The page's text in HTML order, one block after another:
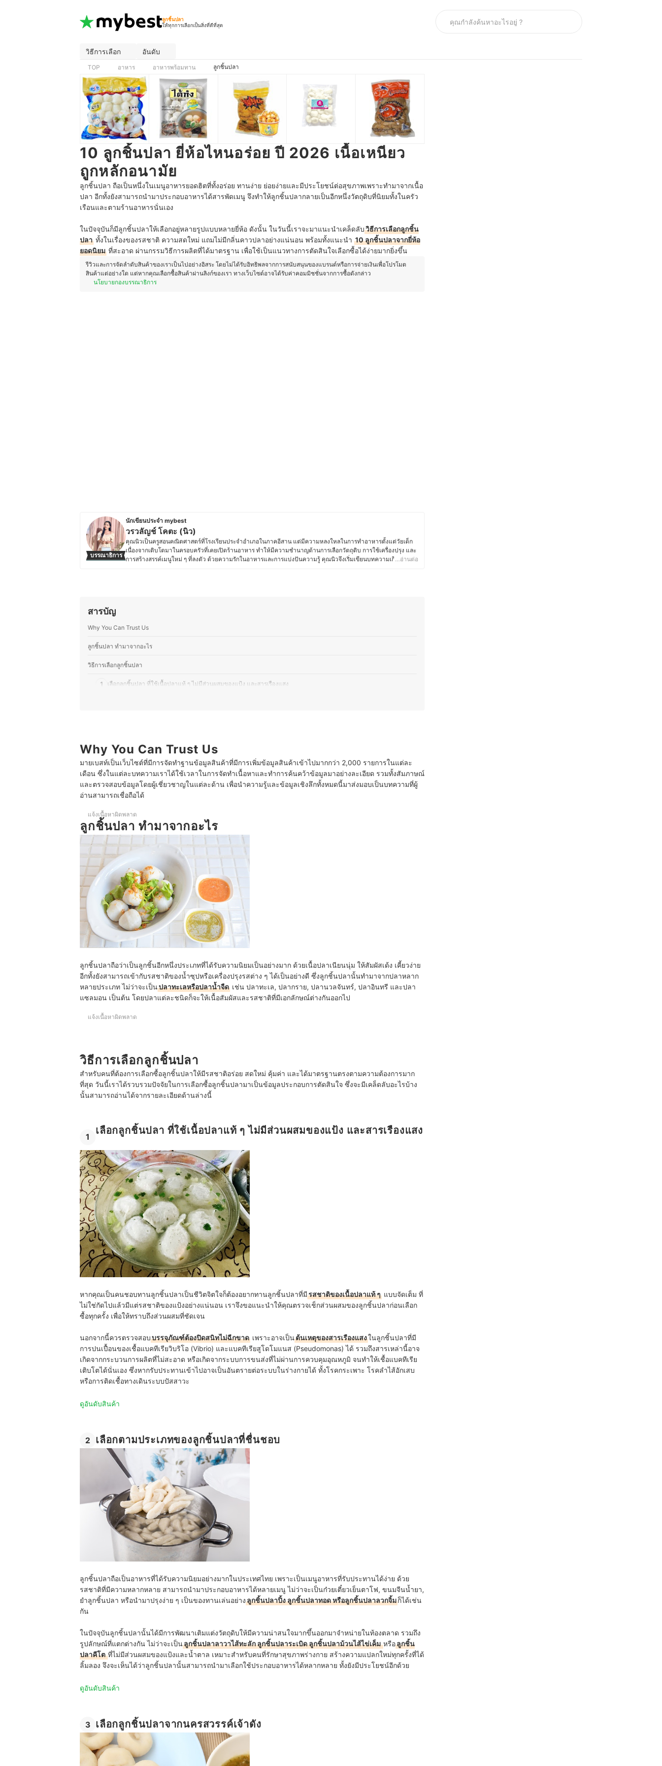
ลูกชิ้นปลา
ให้ทุกการเลือกเป็นสิ่งที่ดีที่สุด
วิธีการเลือก อันดับ
TOP อาหาร อาหารพร้อมทาน ลูกชิ้นปลา
10 ลูกชิ้นปลา ยี่ห้อไหนอร่อย ปี 2026 เนื้อเหนียว
ถูกหลักอนามัย
ลูกชิ้นปลา ถือเป็นหนึ่งในเมนูอาหารยอดฮิตที่ทั้งอร่อย ทานง่าย ย่อยง่ายและมีประโยชน์ต่อสุขภาพเพราะทำมาจากเนื้อ
ปลา อีกทั้งยังสามารถนำมาประกอบอาหารได้สารพัดเมนู จึงทำให้ลูกชิ้นปลากลายเป็นอีกหนึ่งวัตถุดิบที่นิยมทั้งในครัว
เรือนและตามร้านอาหารนั่นเอง
ในปัจจุบันก็มีลูกชิ้นปลาให้เลือกอยู่หลายรูปแบบหลายยี่ห้อ ดังนั้น ในวันนี้เราจะมาแนะนำเคล็ดลับวิธีการเลือกลูกชิ้น
ปลา ทั้งในเรื่องของรสชาติ ความสดใหม่ แถมไม่มีกลิ่นคาวปลาอย่างแน่นอน พร้อมทั้งแนะนำ 10 ลูกชิ้นปลาจากยี่ห้อ
ยอดนิยม ที่สะอาด ผ่านกรรมวิธีการผลิตที่ได้มาตรฐาน เพื่อใช้เป็นแนวทางการตัดสินใจเลือกซื้อได้ง่ายมากยิ่งขึ้น
รีวิวและการจัดลำดับสินค้าของเราเป็นไปอย่างอิสระ โดยไม่ได้รับอิทธิพลจากการสนับสนุนของแบรนด์หรือการจ่ายเงินเพื่อโปรโมต
สินค้าแต่อย่างใด แต่หากคุณเลือกซื้อสินค้าผ่านลิงก์ของเรา ทางเว็บไซต์อาจได้รับค่าคอมมิชชั่นจากการซื้อดังกล่าว
นโยบายกองบรรณาธิการ
บรรณาธิการ
นักเขียนประจำ mybest
วรวลัญช์ โคตะ (นิว)
คุณนิวเป็นครูสอนคณิตศาสตร์ที่โรงเรียนประจำอำเภอในภาคอีสาน แต่มีความหลงใหลในการทำอาหารตั้งแต่วัยเด็ก
เนื่องจากเติบโตมาในครอบครัวที่เคยเปิดร้านอาหาร ทำให้มีความชำนาญด้านการเลือกวัตถุดิบ การใช้เครื่องปรุง และ
การสร้างสรรค์เมนูใหม่ ๆ ที่ลงตัว ด้วยความรักในอาหารและการแบ่งปันความรู้ คุณนิวจึงเริ่มเขียนบทความเกี่ยวกับ
…อ่านต่อ
สารบัญ
Why You Can Trust Us
ลูกชิ้นปลา ทํามาจากอะไร
วิธีการเลือกลูกชิ้นปลา
1 เลือกลูกชิ้นปลา ที่ใช้เนื้อปลาแท้ ๆ ไม่มีส่วนผสมของแป้ง และสารเรืองแสง
10 ลูกชิ้นปลา ยี่ห้อไหนอร่อย เนื้อเหนียว ถูกหลักอนามัย
Why You Can Trust Us
มายเบสท์เป็นเว็บไซต์ที่มีการจัดทำฐานข้อมูลสินค้าที่มีการเพิ่มข้อมูลสินค้าเข้าไปมากกว่า 2,000 รายการในแต่ละ
เดือน ซึ่งในแต่ละบทความเราได้ใช้เวลาในการจัดทำเนื้อหาและทำการค้นคว้าข้อมูลมาอย่างละเอียด รวมทั้งสัมภาษณ์
และตรวจสอบข้อมูลโดยผู้เชี่ยวชาญในแต่ละด้าน เพื่อนำความรู้และข้อมูลเชิงลึกทั้งหมดนี้มาส่งมอบเป็นบทความที่ผู้
อ่านสามารถเชื่อถือได้
แจ้งเนื้อหาผิดพลาด
ลูกชิ้นปลา ทํามาจากอะไร
ลูกชิ้นปลาถือว่าเป็นลูกชิ้นอีกหนึ่งประเภทที่ได้รับความนิยมเป็นอย่างมาก ด้วยเนื้อปลาเนียนนุ่ม ให้สัมผัสเด้ง เคี้ยวง่าย
อีกทั้งยังสามารถเข้ากับรสชาติของน้ำซุปหรือเครื่องปรุงรสต่าง ๆ ได้เป็นอย่างดี ซึ่งลูกชิ้นปลานั้นทำมาจากปลาหลาก
หลายประเภท ไม่ว่าจะเป็นปลาทะเลหรือปลาน้ำจืด เช่น ปลาทะเล, ปลากราย, ปลานวลจันทร์, ปลาอินทรี และปลา
แซลมอน เป็นต้น โดยปลาแต่ละชนิดก็จะให้เนื้อสัมผัสและรสชาติที่มีเอกลักษณ์ต่างกันออกไป
แจ้งเนื้อหาผิดพลาด
วิธีการเลือกลูกชิ้นปลา
สำหรับคนที่ต้องการเลือกซื้อลูกชิ้นปลาให้มีรสชาติอร่อย สดใหม่ คุ้มค่า และได้มาตรฐานตรงตามความต้องการมาก
ที่สุด วันนี้เราได้รวบรวมปัจจัยในการเลือกซื้อลูกชิ้นปลามาเป็นข้อมูลประกอบการตัดสินใจ ซึ่งจะมีเคล็ดลับอะไรบ้าง
นั้นสามารถอ่านได้จากรายละเอียดด้านล่างนี้
1
เลือกลูกชิ้นปลา ที่ใช้เนื้อปลาแท้ ๆ ไม่มีส่วนผสมของแป้ง และสารเรืองแสง
หากคุณเป็นคนชอบทานลูกชิ้นปลาเป็นชีวิตจิตใจก็ต้องอยากทานลูกชิ้นปลาที่มีรสชาติของเนื้อปลาแท้ ๆ แบบจัดเต็ม ที่
ไม่ใช่กัดไปแล้วมีแต่รสชาติของแป้งอย่างแน่นอน เราจึงขอแนะนำให้คุณตรวจเช็กส่วนผสมของลูกชิ้นปลาก่อนเลือก
ซื้อทุกครั้ง เพื่อให้ทราบถึงส่วนผสมที่ชัดเจน
นอกจากนี้ควรตรวจสอบบรรจุภัณฑ์ต้องปิดสนิทไม่ฉีกขาด เพราะอาจเป็นต้นเหตุของสารเรืองแสงในลูกชิ้นปลาที่มี
การปนเปื้อนของเชื้อแบคทีเรียวิบริโอ (Vibrio) และแบคทีเรียสูโดโมแนส (Pseudomonas) ได้ รวมถึงสารเหล่านี้อาจ
เกิดจากกระบวนการผลิตที่ไม่สะอาด หรือเกิดจากระบบการขนส่งที่ไม่ผ่านการควบคุมอุณหภูมิ จนทำให้เชื้อแบคทีเรีย
เติบโตได้นั่นเอง ซึ่งหากรับประทานเข้าไปอาจเป็นอันตรายต่อระบบในร่างกายได้ ทั้งโรคกระเพาะ โรคลำไส้อักเสบ
หรือการติดเชื้อทางเดินระบบปัสสาวะ
ดูอันดับสินค้า
2 เลือกตามประเภทของลูกชิ้นปลาที่ชื่นชอบ
ลูกชิ้นปลาถือเป็นอาหารที่ได้รับความนิยมอย่างมากในประเทศไทย เพราะเป็นเมนูอาหารที่รับประทานได้ง่าย ด้วย
รสชาติที่มีความหลากหลาย สามารถนำมาประกอบอาหารได้หลายเมนู ไม่ว่าจะเป็นก๋วยเตี๋ยวเย็นตาโฟ, ขนมจีนน้ำยา,
ยำลูกชิ้นปลา หรือนำมาปรุงง่าย ๆ เป็นของทานเล่นอย่างลูกชิ้นปลาปิ้ง ลูกชิ้นปลาทอด หรือลูกชิ้นปลาลวกจิ้มก็ได้เช่น
กัน
ในปัจจุบันลูกชิ้นปลานั้นได้มีการพัฒนาเติมแต่งวัตถุดิบให้มีความน่าสนใจมากขึ้นออกมาจำหน่ายในท้องตลาด รวมถึง
รูปลักษณ์ที่แตกต่างกัน ไม่ว่าจะเป็นลูกชิ้นปลาลาวาไส้ทะลัก ลูกชิ้นปลาระเบิด ลูกชิ้นปลาม้วนไส้ไข่เค็มหรือลูกชิ้น
ปลาคีโตที่ไม่มีส่วนผสมของแป้งและน้ำตาล เหมาะสำหรับคนที่รักษาสุขภาพร่างกาย สร้างความแปลกใหม่ทุกครั้งที่ได้
ลิ้มลอง จึงจะเห็นได้ว่าลูกชิ้นปลานั้นสามารถนำมาเลือกใช้ประกอบอาหารได้หลากหลาย ทั้งยังมีประโยชน์อีกด้วย
ดูอันดับสินค้า
3 เลือกลูกชิ้นปลาจากนครสวรรค์เจ้าดัง